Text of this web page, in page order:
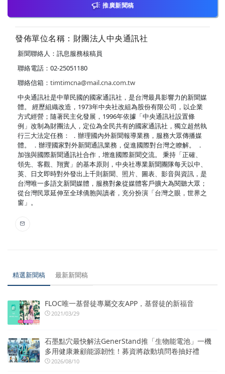
推廣新聞稿
發佈單位名稱：財團法人中央通訊社
新聞聯絡人：訊息服務核稿員
聯絡電話：02-25051180
聯絡信箱： timtimcna@mail.cna.com.tw
中央通訊社是中華民國的國家通訊社，是台灣最具影響力的新聞媒
體。 經歷組織改造，1973年中央社改組為股份有限公司，以企業
方式經營；隨著民主化發展，1996年依據「中央通訊社設置條
例」改制為財團法人，定位為全民共有的國家通訊社，獨立超然執
行三大法定任務： ．辦理國內外新聞報導業務，服務大眾傳播媒
體。 ．辦理國家對外新聞通訊業務，促進國際對台灣之瞭解。 ．
加強與國際新聞通訊社合作，增進國際新聞交流。 秉持「正確、
領先、客觀、翔實」的基本原則，中央社專業新聞團隊每天以中、
英、日文即時對外發出上千則新聞、照片、圖表、影音與資訊，是
台灣唯一多語文新聞媒體，服務對象從媒體客戶擴大為閱聽大眾；
從台灣民眾延伸至全球僑胞與讀者，充分扮演「台灣之眼，世界之
窗」。
精選新聞稿 最新新聞稿
FLOC唯一基督徒專屬交友APP，基督徒的新福音
2021/03/29
石墨點穴最快解法GenerStand推「生物能電池」一機
多用健康兼顧能源韌性！募資將啟動填問卷抽好禮
2026/08/10